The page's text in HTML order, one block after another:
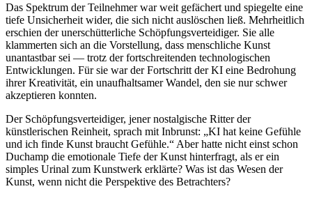
Das Spektrum der Teilnehmer war weit gefächert und spiegelte eine
tiefe Unsicherheit wider, die sich nicht auslöschen ließ. Mehrheitlich
erschien der unerschütterliche Schöpfungsverteidiger. Sie alle
klammerten sich an die Vorstellung, dass menschliche Kunst
unantastbar sei — trotz der fortschreitenden technologischen
Entwicklungen. Für sie war der Fortschritt der KI eine Bedrohung
ihrer Kreativität, ein unaufhaltsamer Wandel, den sie nur schwer
akzeptieren konnten.
Der Schöpfungsverteidiger, jener nostalgische Ritter der
künstlerischen Reinheit, sprach mit Inbrunst: „KI hat keine Gefühle
und ich finde Kunst braucht Gefühle.“ Aber hatte nicht einst schon
Duchamp die emotionale Tiefe der Kunst hinterfragt, als er ein
simples Urinal zum Kunstwerk erklärte? Was ist das Wesen der
Kunst, wenn nicht die Perspektive des Betrachters?